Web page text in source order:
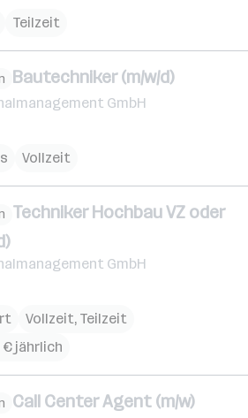
Teilzeit
Bautechniker (m/w/d)
GmbH
Vollzeit
Techniker Hochbau VZ oder
GmbH
Vollzeit, Teilzeit
€ jährlich
Call Center Agent (m/w)